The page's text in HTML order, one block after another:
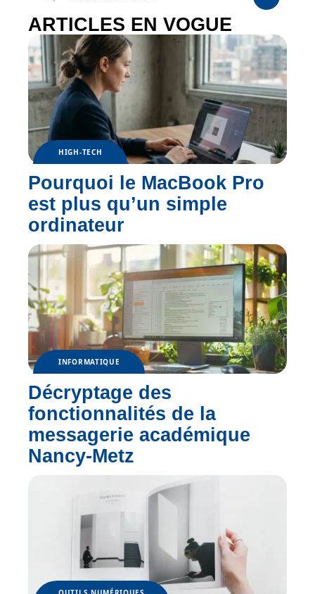
ARTICLES EN VOGUE
HIGH-TECH
Pourquoi le MacBook Pro
est plus qu’un simple
ordinateur
INFORMATIQUE
Décryptage des
fonctionnalités de la
messagerie académique
Nancy-Metz